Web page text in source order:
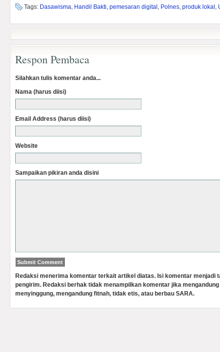
Tags: Dasawisma, Handil Bakti, pemesaran digital , Polnes, produk lokal ,
Respon Pembaca
Silahkan tulis komentar anda...
Nama (harus diisi)
Email Address (harus diisi)
Website
Sampaikan pikiran anda disini
Redaksi menerima komentar terkait artikel diatas. Isi komentar menjadi
pengirim. Redaksi berhak tidak menampilkan komentar jika
menyinggung, mengandung fitnah, tidak etis, atau berbau SARA.